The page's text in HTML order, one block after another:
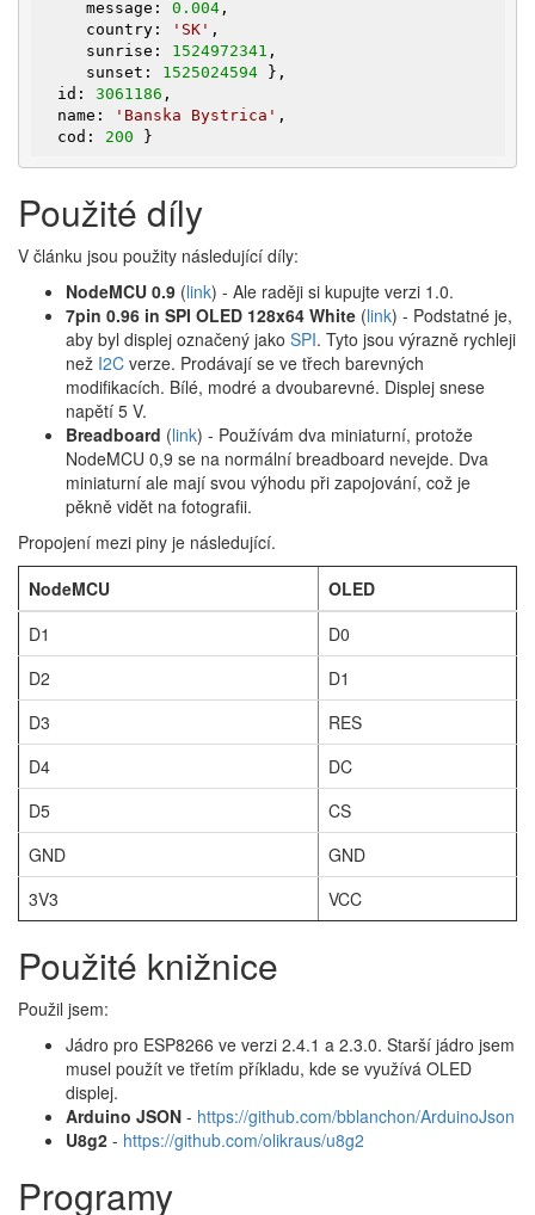
     message:
0.004 ,
     country:
'SK' ,
     sunrise:
1524972341 ,
     sunset:
1525024594 },
  id:
3061186 ,
  name:
'Banska Bystrica' ,
  cod:
200 }
Použité díly
V článku jsou použity následující díly:
NodeMCU 0.9 (link) - Ale raději si kupujte verzi 1.0.
7pin 0.96 in SPI OLED 128x64 White (link) - Podstatné je,
aby byl displej označený jako SPI. Tyto jsou výrazně rychleji
než I2C verze. Prodávají se ve třech barevných
modifikacích. Bílé, modré a dvoubarevné. Displej snese
napětí 5 V.
Breadboard (link) - Používám dva miniaturní, protože
NodeMCU 0,9 se na normální breadboard nevejde. Dva
miniaturní ale mají svou výhodu při zapojování, což je
pěkně vidět na fotografii.
Propojení mezi piny je následující.
NodeMCU
OLED
D1
D0
D2
D1
D3
RES
D4
DC
D5
CS
GND
GND
3V3
VCC
Použité knižnice
Použil jsem:
Jádro pro ESP8266 ve verzi 2.4.1 a 2.3.0. Starší jádro jsem
musel použít ve třetím příkladu, kde se využívá OLED
displej.
Arduino JSON - https://github.com/bblanchon/ArduinoJson
U8g2 - https://github.com/olikraus/u8g2
Programy